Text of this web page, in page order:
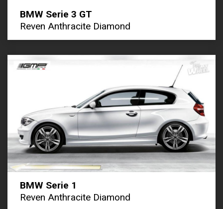
BMW Serie 3 GT
Reven Anthracite Diamond
BMW Serie 1
Reven Anthracite Diamond